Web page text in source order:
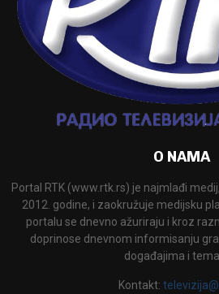
O NAMA
Portal RTK (www.rtk.rs) je najmlađi
2012. godine, i zaokružuje medijsku
portalu se dnevno ažuriraju i kroz
doprinose dnevnom informisanju
događajima i
Kontakt: